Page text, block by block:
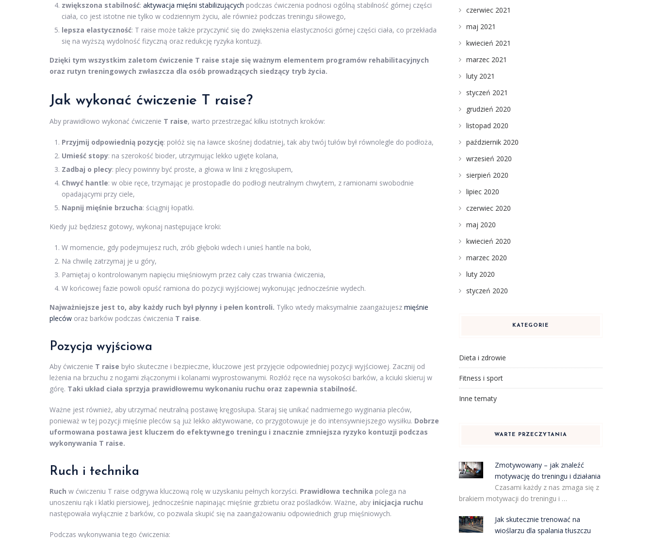
zwiększona stabilność: aktywacja mięśni stabilizujących podczas ćwiczenia podnosi ogólną stabilność górnej części
ciała, co jest istotne nie tylko w codziennym życiu, ale również podczas treningu siłowego,
lepsza elastyczność: T raise może także przyczynić się do zwiększenia elastyczności górnej części ciała, co przekłada
się na wyższą wydolność fizyczną oraz redukcję ryzyka kontuzji.
Dzięki tym wszystkim zaletom ćwiczenie T raise staje się ważnym elementem programów rehabilitacyjnych
oraz rutyn treningowych zwłaszcza dla osób prowadzących siedzący tryb życia.
Jak wykonać ćwiczenie T raise?
Aby prawidłowo wykonać ćwiczenie T raise, warto przestrzegać kilku istotnych kroków:
Przyjmij odpowiednią pozycję: połóż się na ławce skośnej dodatniej, tak aby twój tułów był równolegle do podłoża,
Umieść stopy: na szerokość bioder, utrzymując lekko ugięte kolana,
Zadbaj o plecy: plecy powinny być proste, a głowa w linii z kręgosłupem,
Chwyć hantle: w obie ręce, trzymając je prostopadle do podłogi neutralnym chwytem, z ramionami swobodnie
opadającymi przy ciele,
Napnij mięśnie brzucha: ściągnij łopatki.
Kiedy już będziesz gotowy, wykonaj następujące kroki:
W momencie, gdy podejmujesz ruch, zrób głęboki wdech i unieś hantle na boki,
Na chwilę zatrzymaj je u góry,
Pamiętaj o kontrolowanym napięciu mięśniowym przez cały czas trwania ćwiczenia,
W końcowej fazie powoli opuść ramiona do pozycji wyjściowej wykonując jednocześnie wydech.
Najważniejsze jest to, aby każdy ruch był płynny i pełen kontroli. Tylko wtedy maksymalnie zaangażujesz mięśnie
pleców oraz barków podczas ćwiczenia T raise.
Pozycja wyjściowa
Aby ćwiczenie T raise było skuteczne i bezpieczne, kluczowe jest przyjęcie odpowiedniej pozycji wyjściowej. Zacznij od
leżenia na brzuchu z nogami złączonymi i kolanami wyprostowanymi. Rozłóż ręce na wysokości barków, a kciuki skieruj w
górę. Taki układ ciała sprzyja prawidłowemu wykonaniu ruchu oraz zapewnia stabilność.
Ważne jest również, aby utrzymać neutralną postawę kręgosłupa. Staraj się unikać nadmiernego wyginania pleców,
ponieważ w tej pozycji mięśnie pleców są już lekko aktywowane, co przygotowuje je do intensywniejszego wysiłku. Dobrze
uformowana postawa jest kluczem do efektywnego treningu i znacznie zmniejsza ryzyko kontuzji podczas
wykonywania T raise.
Ruch i technika
Ruch w ćwiczeniu T raise odgrywa kluczową rolę w uzyskaniu pełnych korzyści. Prawidłowa technika polega na
unoszeniu rąk i klatki piersiowej, jednocześnie napinając mięśnie grzbietu oraz pośladków. Ważne, aby inicjacja ruchu
następowała wyłącznie z barków, co pozwala skupić się na zaangażowaniu odpowiednich grup mięśniowych.
Podczas wykonywania tego ćwiczenia:
czerwiec 2021
maj 2021
kwiecień 2021
marzec 2021
luty 2021
styczeń 2021
grudzień 2020
listopad 2020
październik 2020
wrzesień 2020
sierpień 2020
lipiec 2020
czerwiec 2020
maj 2020
kwiecień 2020
marzec 2020
luty 2020
styczeń 2020
KATEGORIE
Dieta i zdrowie
Fitness i sport
Inne tematy
WARTE PRZECZYTANIA
Zmotywowany – jak znaleźć
motywację do treningu i działania
Czasami każdy z nas zmaga się z
brakiem motywacji do treningu i …
Jak skutecznie trenować na
wioślarzu dla spalania tłuszczu